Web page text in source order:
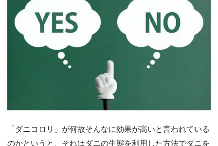
「ダニコロリ」が何故そんなに効果が高いと言われている
のかというと、それはダニの生態を利用した方法でダニを